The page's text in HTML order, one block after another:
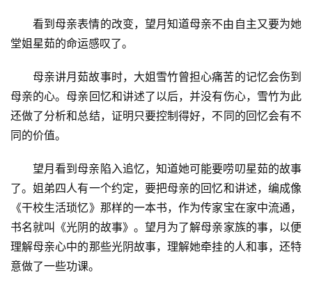
看到母亲表情的改变，望月知道母亲不由自主又要为她
堂姐星茹的命运感叹了。
母亲讲月茹故事时，大姐雪竹曾担心痛苦的记忆会伤到
母亲的心。母亲回忆和讲述了以后，并没有伤心，雪竹为此
还做了分析和总结，证明只要控制得好，不同的回忆会有不
同的价值。
望月看到母亲陷入追忆，知道她可能要唠叨星茹的故事
了。姐弟四人有一个约定，要把母亲的回忆和讲述，编成像
《干校生活琐忆》那样的一本书，作为传家宝在家中流通，
书名就叫《光阴的故事》。望月为了解母亲家族的事，以便
理解母亲心中的那些光阴故事，理解她牵挂的人和事，还特
意做了一些功课。